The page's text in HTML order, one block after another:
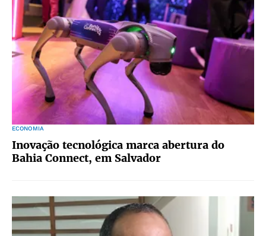
ECONOMIA
Inovação tecnológica marca abertura do
Bahia Connect, em Salvador